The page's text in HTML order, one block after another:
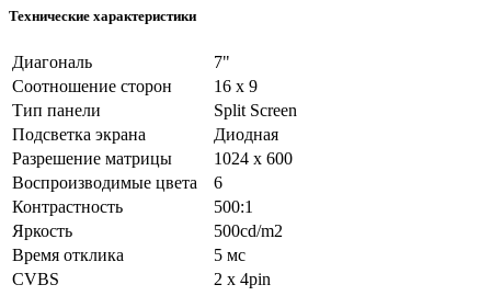
Технические характеристики
Диагональ
7"
Соотношение сторон
16 х 9
Тип панели
Split Screen
Подсветка экрана
Диодная
Разрешение матрицы
1024 х 600
Воспроизводимые цвета
6
Контрастность
500:1
Яркость
500cd/m2
Время отклика
5 мс
CVBS
2 x 4pin